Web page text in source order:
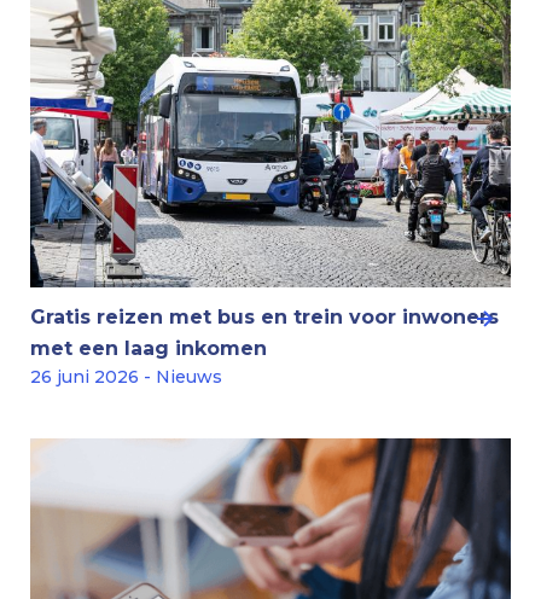
Gratis reizen met bus en trein voor inwoners
met een laag inkomen
26 juni 2026 - Nieuws